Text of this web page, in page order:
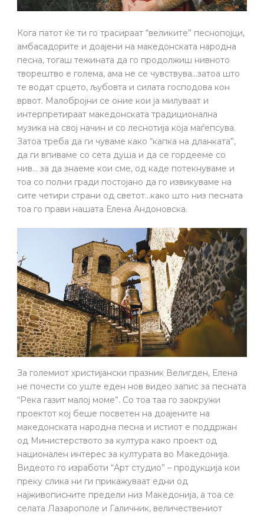
Кога патот ќе ти го трасираат “великите” песнопојци,
амбасадорите и доајени на македонската народна
песна, тогаш тежината да го продолжиш нивното
творештво е голема, ама не се чувствува…затоа што
те водат срцето, љубовта и силата господова кон
врвот. Малобројни се оние кои ја милуваат и
интерпретираат македонската традиционална
музика на свој начин и со леснотија која маѓепсува.
Затоа треба да ги чуваме како “капка на дланката”,
да ги впиваме со сета душа и да се гордееме со
нив… за да знаеме кои сме, од каде потекнуваме и
тоа со полни гради постојано да го извикуваме на
сите четири страни од светот…како што низ песната
тоа го прави нашата Елена Андоновска.
За големиот христијански празник Велигден, Елена
не почести со уште еден нов видео запис за песната
“Река газит малој моме”. Со тоа таа го заокружи
проектот кој беше посветен на доајените на
македонската народна песна и истиот е поддржан
од Министерството за култура како проект од
национален интерес за културата во Македонија.
Видеото го изработи “Арт студио” – продукција кои
преку слика ни ги прикажуваат едни од
најживописните предели низ Македонија, а тоа се
селата Лазарополе и Галичник, величествениот